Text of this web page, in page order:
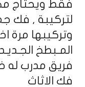
فقط ويحتاج
لتركيبة , فك
وتركيبها مرة
المـبطخ
فريق مدرب له
فك الاثاث